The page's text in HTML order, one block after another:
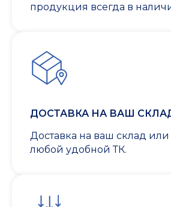
продукция всегда в
ДОСТАВКА НА ВАШ
Доставка на ваш склад или
любой удобной ТК.